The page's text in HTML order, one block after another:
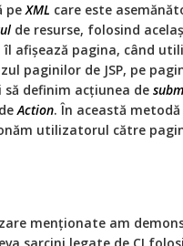
peXML care este
de resurse, folosind
îl afișează pagina, când
paginilor de JSP, pe
să definim acțiunea de
Action. În această
utilizatorul către
menționate am
sarcini legate de CI